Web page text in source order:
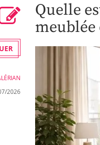
2026
Quelle
meublée